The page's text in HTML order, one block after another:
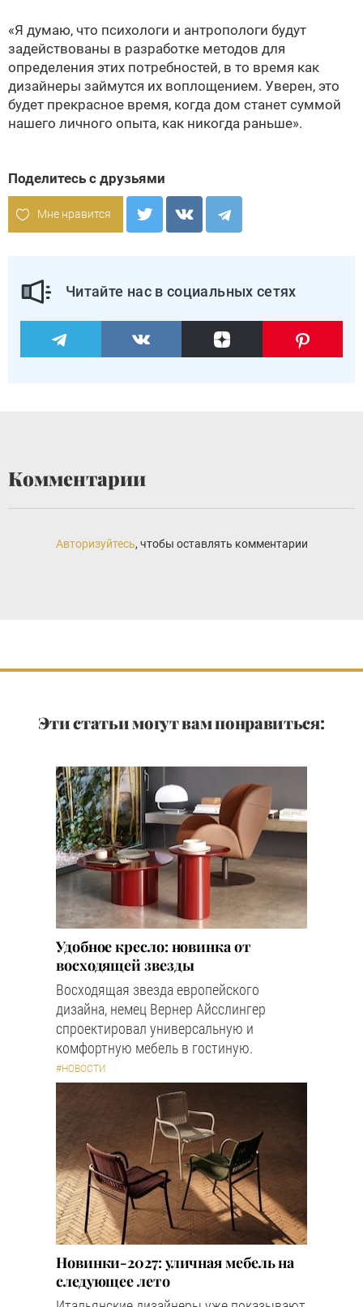
«Я думаю, что психологи и антропологи будут
задействованы в разработке методов для
определения этих потребностей, в то время как
дизайнеры займутся их воплощением. Уверен, это
будет прекрасное время, когда дом станет суммой
нашего личного опыта, как никогда раньше».
Поделитесь с друзьями
Мне нравится
Читайте нас в социальных сетях
Комментарии
Авторизуйтесь, чтобы оставлять комментарии
Эти статьи могут вам понравиться:
Удобное кресло: новинка от
восходящей звезды
Восходящая звезда европейского
дизайна, немец Вернер Айсслингер
спроектировал универсальную и
комфортную мебель в гостиную.
#НОВОСТИ
Новинки-2027: уличная мебель на
следующее лето